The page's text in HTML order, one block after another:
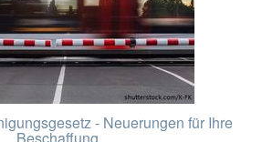
- Neuerungen für Ihre